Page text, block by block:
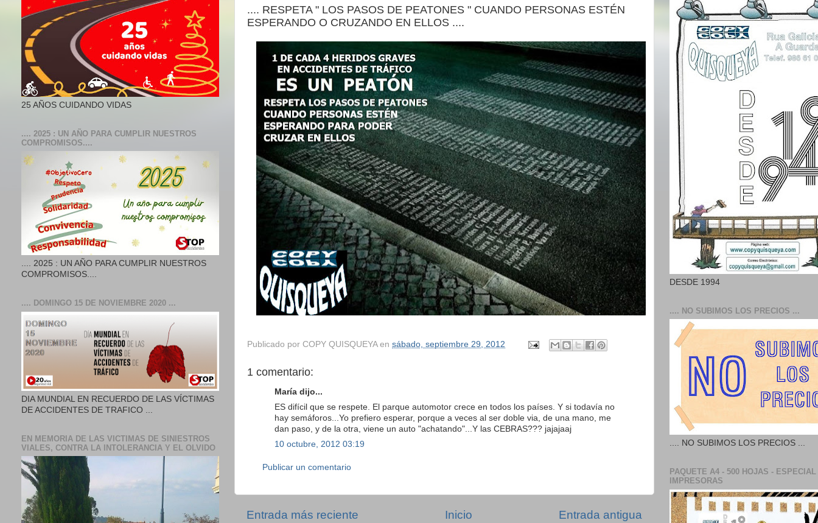
.... RESPETA " LOS PASOS DE PEATONES " CUANDO PERSONAS ESTÉN
ESPERANDO O CRUZANDO EN ELLOS ....
Publicado por COPY QUISQUEYA en sábado, septiembre 29, 2012
1 comentario:
María dijo...
ES difícil que se respete. El parque automotor crece en todos los países. Y si todavía no
hay semáforos...Yo prefiero esperar, porque a veces al ser doble via, de una mano, me
dan paso, y de la otra, viene un auto "achatando"...Y las CEBRAS??? jajajaaj
10 octubre, 2012 03:19
Publicar un comentario
Entrada más reciente Entrada antigua
Inicio
25 AÑOS CUIDANDO VIDAS
.... 2025 : UN AÑO PARA CUMPLIR NUESTROS
COMPROMISOS....
.... 2025 : UN AÑO PARA CUMPLIR NUESTROS
COMPROMISOS....
.... DOMINGO 15 DE NOVIEMBRE 2020 ...
DIA MUNDIAL EN RECUERDO DE LAS VÍCTIMAS
DE ACCIDENTES DE TRAFICO ...
EN MEMORIA DE LAS VICTIMAS DE SINIESTROS
VIALES, CONTRA LA INTOLERANCIA Y EL OLVIDO
DESDE 1994
.... NO SUBIMOS LOS PRECIOS ...
.... NO SUBIMOS LOS PRECIOS ...
PAQUETE A4 - 500 HOJAS - ESPECIAL
IMPRESORAS